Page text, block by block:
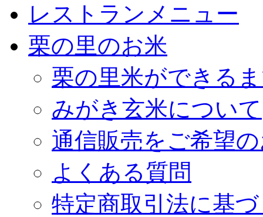
レストランメニュー
栗の里のお米
栗の里米ができる
みがき玄米について
通信販売をご希望
よくある質問
特定商取引法に基